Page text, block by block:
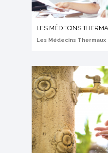
LES MÉDECINS
Les Médecins Thermaux